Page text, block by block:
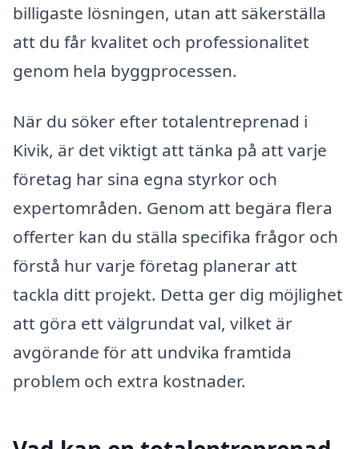
billigaste lösningen, utan att säkerställa
att du får kvalitet och professionalitet
genom hela byggprocessen.
När du söker efter totalentreprenad i
Kivik, är det viktigt att tänka på att varje
företag har sina egna styrkor och
expertområden. Genom att begära flera
offerter kan du ställa specifika frågor och
förstå hur varje företag planerar att
tackla ditt projekt. Detta ger dig möjlighet
att göra ett välgrundat val, vilket är
avgörande för att undvika framtida
problem och extra kostnader.